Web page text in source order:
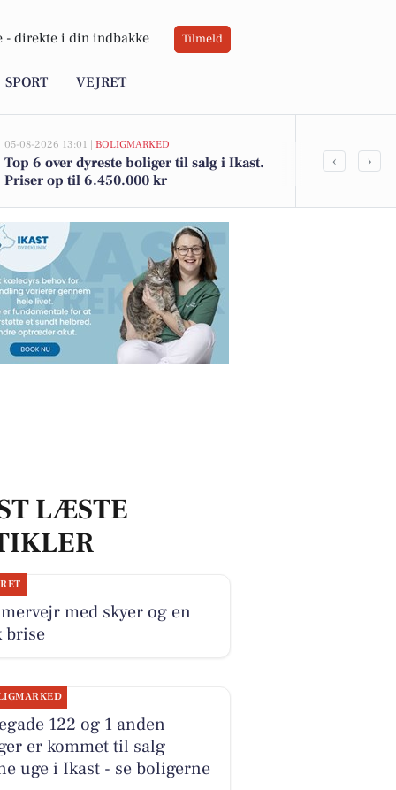
- direkte i din indbakke Tilmeld
SPORT VEJRET
05-08-2026 13:01 | BOLIGMARKED
Top 6 over dyreste boliger til salg i Ikast.
Priser op til 6.450.000 kr
Oplev en
‹ ›
LÆSTE
med skyer og en
brise
122 og 1 anden
er kommet til salg
uge i Ikast - se boligerne